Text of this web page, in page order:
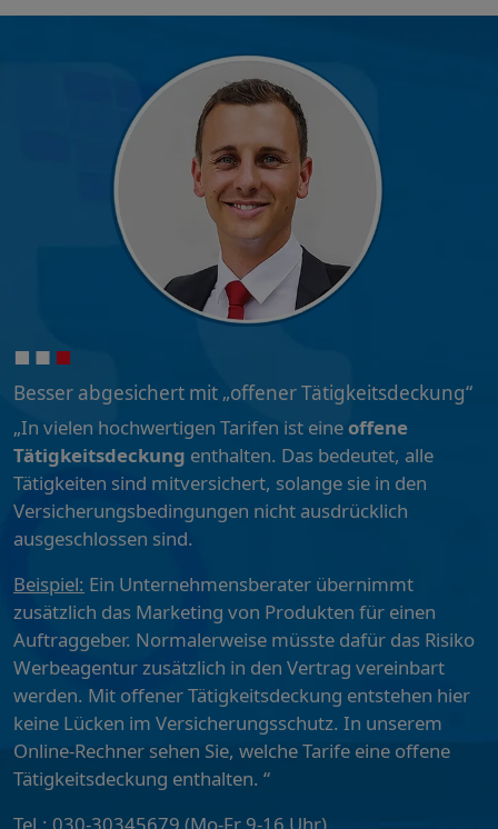
Besser abgesichert mit „offener Tätigkeitsdeckung“
„In vielen hochwertigen Tarifen ist eineoffene
Tätigkeitsdeckung enthalten. Das bedeutet, alle
Tätigkeiten sind mitversichert, solange sie in den
Versicherungsbedingungen nicht ausdrücklich
ausgeschlossen sind.
Beispiel: Ein Unternehmensberater übernimmt
zusätzlich das Marketing von Produkten für einen
Auftraggeber. Normalerweise müsste dafür das Risiko
Werbeagentur zusätzlich in den Vertrag vereinbart
werden. Mit offener Tätigkeitsdeckung entstehen hier
keine Lücken im Versicherungsschutz. In unserem
Online-Rechner sehen Sie, welche Tarife eine offene
Tätigkeitsdeckung enthalten. “